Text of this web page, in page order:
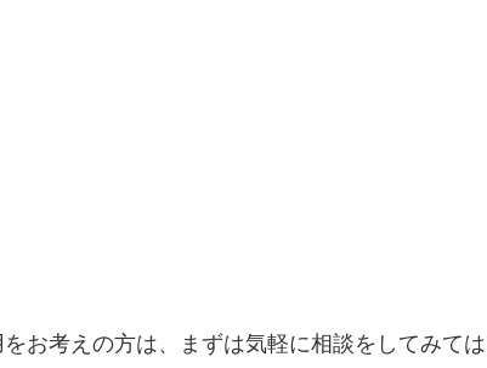
お考えの方は、まずは気軽に相談をしてみて